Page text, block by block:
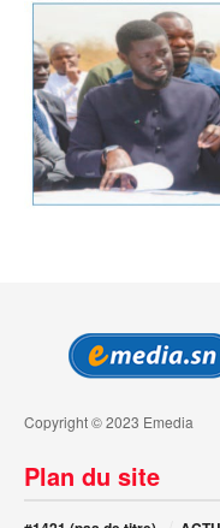
Copyright © 2023 Emedia
Plan du site